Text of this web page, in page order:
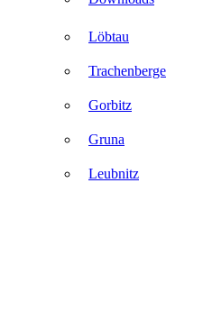
Löbtau
Trachenberge
Gorbitz
Gruna
Leubnitz